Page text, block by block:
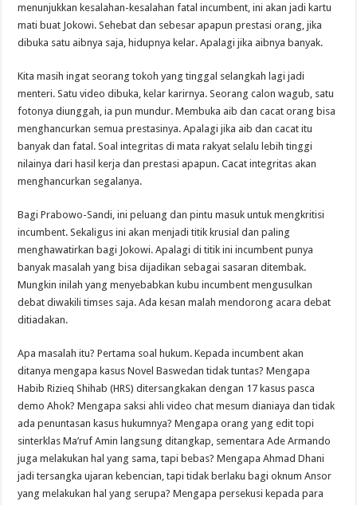
menunjukkan kesalahan-kesalahan fatal incumbent, ini akan jadi kartu
mati buat Jokowi. Sehebat dan sebesar apapun prestasi orang, jika
dibuka satu aibnya saja, hidupnya kelar. Apalagi jika aibnya banyak.
Kita masih ingat seorang tokoh yang tinggal selangkah lagi jadi
menteri. Satu video dibuka, kelar karirnya. Seorang calon wagub, satu
fotonya diunggah, ia pun mundur. Membuka aib dan cacat orang bisa
menghancurkan semua prestasinya. Apalagi jika aib dan cacat itu
banyak dan fatal. Soal integritas di mata rakyat selalu lebih tinggi
nilainya dari hasil kerja dan prestasi apapun. Cacat integritas akan
menghancurkan segalanya.
Bagi Prabowo-Sandi, ini peluang dan pintu masuk untuk mengkritisi
incumbent. Sekaligus ini akan menjadi titik krusial dan paling
menghawatirkan bagi Jokowi. Apalagi di titik ini incumbent punya
banyak masalah yang bisa dijadikan sebagai sasaran ditembak.
Mungkin inilah yang menyebabkan kubu incumbent mengusulkan
debat diwakili timses saja. Ada kesan malah mendorong acara debat
ditiadakan.
Apa masalah itu? Pertama soal hukum. Kepada incumbent akan
ditanya mengapa kasus Novel Baswedan tidak tuntas? Mengapa
Habib Rizieq Shihab (HRS) ditersangkakan dengan 17 kasus pasca
demo Ahok? Mengapa saksi ahli video chat mesum dianiaya dan tidak
ada penuntasan kasus hukumnya? Mengapa orang yang edit topi
sinterklas Ma’ruf Amin langsung ditangkap, sementara Ade Armando
juga melakukan hal yang sama, tapi bebas? Mengapa Ahmad Dhani
jadi tersangka ujaran kebencian, tapi tidak berlaku bagi oknum Ansor
yang melakukan hal yang serupa? Mengapa persekusi kepada para